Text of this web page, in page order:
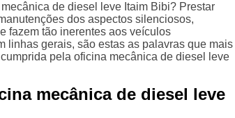
de diesel leve Itaim Bibi? Prestar
dos aspectos silenciosos,
fazem tão inerentes aos veículos
linhas gerais, são estas as palavras que mais
pela oficina mecânica de diesel leve
mecânica de diesel leve